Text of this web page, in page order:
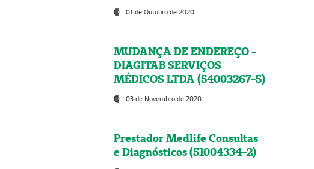
01 de Outubro de 2020
MUDANÇA DE ENDEREÇO -
DIAGITAB SERVIÇOS
MÉDICOS LTDA (54003267-5)
03 de Novembro de 2020
Prestador Medlife Consultas
e Diagnósticos (51004334-2)